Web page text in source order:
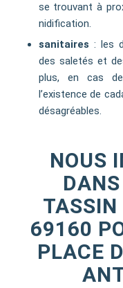
se trouvant à
nidification.
sanitaires : les
des saletés et
plus, en cas
l’existence de
désagréables.
NOUS
69160
PLACE